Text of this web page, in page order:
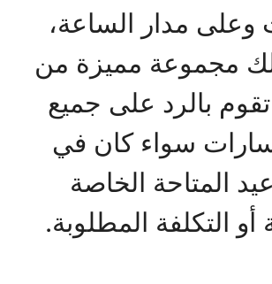
مدار الساعة،
مجموعة مميزة من
تقوم بالرد على جميع
سواء كان في
المتاحة الخاصة
أو التكلفة المطلوبة.